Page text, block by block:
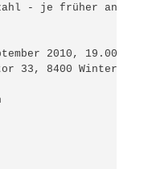
- je früher
2010, 19.00 Uhr
33, 8400 Winterthur